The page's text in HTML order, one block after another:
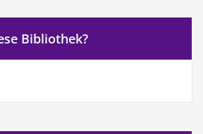
Bibliothek?